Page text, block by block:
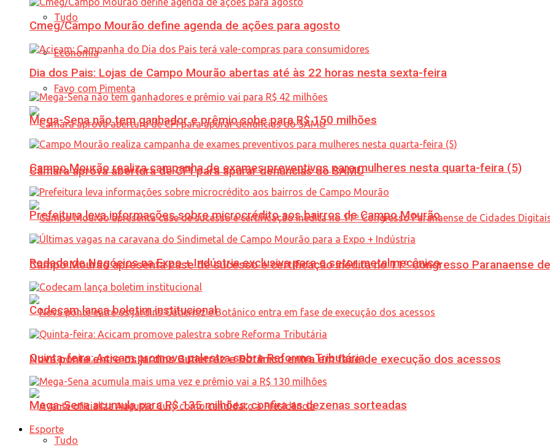
Tudo
Economia
Favo com Pimenta
Câmara aprova abertura de CPI para apurar denúncias do SAMU
Campo Mourão apresenta case de sucesso e certificação inédita no 11º Congresso Paranaense
Nova ponte entre os jardins Gutierrez e Botânico entra em fase de execução dos acessos
Cmeg/Campo Mourão define agenda de ações para agosto
Dia dos Pais: Lojas de Campo Mourão abertas até às 22 horas nesta sexta-feira
Mega-Sena não tem ganhador e prêmio sobe para R$ 150 milhões
Campo Mourão realiza campanha de exames preventivos para mulheres nesta quarta-feira (5)
Prefeitura leva informações sobre microcrédito aos bairros de Campo Mourão
Rodada de Negócios na Expo + Indústria exclusiva para o setor metalmecânico
Codecam lança boletim institucional
Quinta-feira: Acicam promove palestra sobre Reforma Tributária
Mega-Sena acumula para R$ 135 milhões; confira as dezenas sorteadas
Esporte
Tudo